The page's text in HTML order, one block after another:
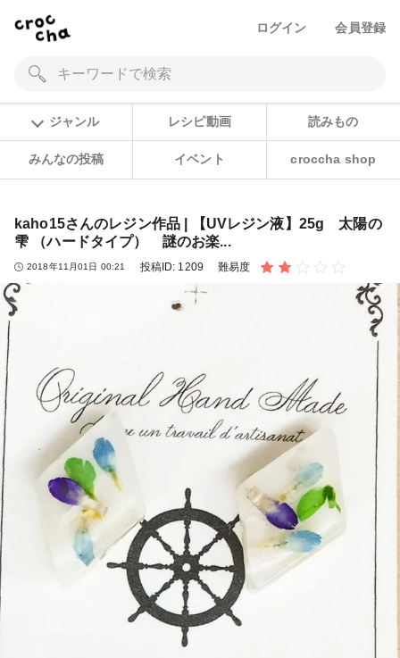
ログイン 会員登録
ジャンル レシピ動画 読みもの
みんなの投稿 イベント croccha shop
kaho15さんのレジン作品 | 【UVレジン液】25g 太陽の
雫 （ハードタイプ） 謎のお楽...
2018年11月01日 00:21 投稿ID: 1209 難易度